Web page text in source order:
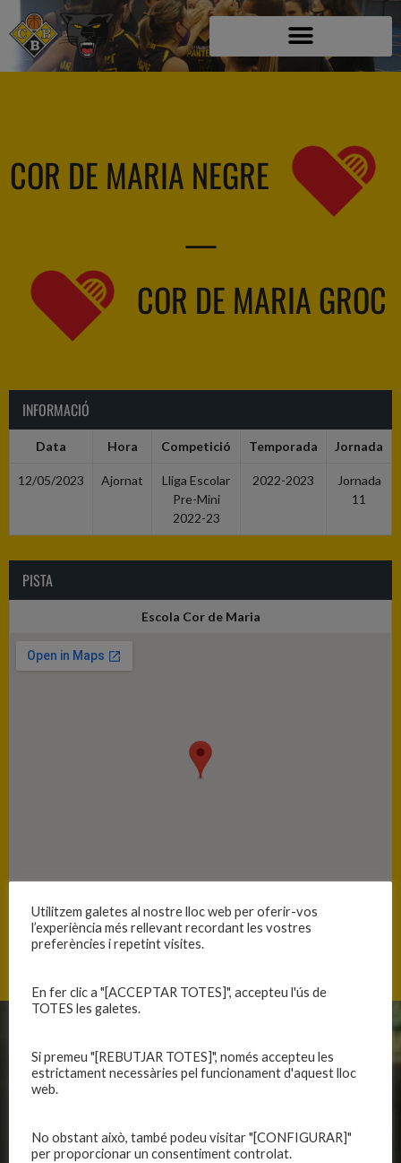
COR DE MARIA NEGRE
—
COR DE MARIA GROC
INFORMACIÓ
Data Hora Competició Temporada Jornada
12/05/2023 Ajornat
Lliga Escolar
Pre-Mini
2022-23
2022-2023
Jornada
11
PISTA
Escola Cor de Maria
Passeig de Santa Bàrbara 1, 17300 Blanes, Catalunya
Història
Avís legal
Primer equip masculí
Equips femenins
Utilitzem galetes al nostre lloc web per oferir-vos
l’experiència més rellevant recordant les vostres
preferències i repetint visites.
En fer clic a "[ACCEPTAR TOTES]", accepteu l'ús de
TOTES les galetes.
Si premeu "[REBUTJAR TOTES]", només accepteu les
estrictament necessàries pel funcionament d'aquest lloc
web.
No obstant això, també podeu visitar "[CONFIGURAR]"
per proporcionar un consentiment controlat.